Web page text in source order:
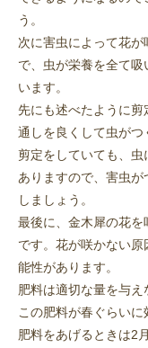
う。
次に害虫によって花
で、虫が栄養を全て
います。
先にも述べたように
通しを良くして虫がつ
剪定をしていても、虫
ありますので、害虫
しましょう。
最後に、金木犀の花を
です。花が咲かない
能性があります。
肥料は適切な量を与え
この肥料が春ぐらいに
肥料をあげるときは2